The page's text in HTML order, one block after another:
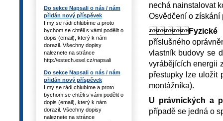
Do sekce Napsali o nás / nám
přidán nový příspěvek
I my se rádi chlubíme a proto
bychom se chtěli s vámi podělit o
dopis (email), který k nám
dorazil. Všechny dopisy
naleznete na stránce
http://estech.esel.cz/napsali
Do sekce Napsali o nás / nám
přidán nový příspěvek
I my se rádi chlubíme a proto
bychom se chtěli s vámi podělit o
dopis (email), který k nám
dorazil. Všechny dopisy
naleznete na stránce
nechá nainstalovat
Osvědčení o
Fyzické
příslušného
vlastník budovy se
vyrábějících energii
přestupky lze uložit
montážníka).
U právnických a
případě se jedná o